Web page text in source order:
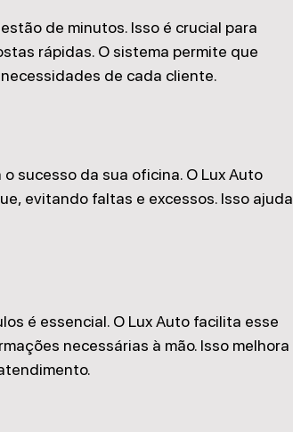
de minutos. Isso é crucial para
rápidas. O sistema permite que
de cada cliente.
sucesso da sua oficina. O Lux Auto
evitando faltas e excessos. Isso ajuda
é essencial. O Lux Auto facilita esse
necessárias à mão. Isso melhora